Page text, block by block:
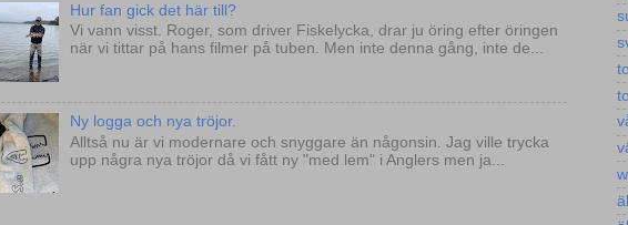
Hur fan gick det här till?
Vi vann visst. Roger, som driver Fiskelycka, drar ju öring efter öringen
när vi tittar på hans filmer på tuben. Men inte denna gång, inte de...
Ny logga och nya tröjor.
Alltså nu är vi modernare och snyggare än någonsin. Jag ville trycka
upp några nya tröjor då vi fått ny "med lem" i Anglers men ja...